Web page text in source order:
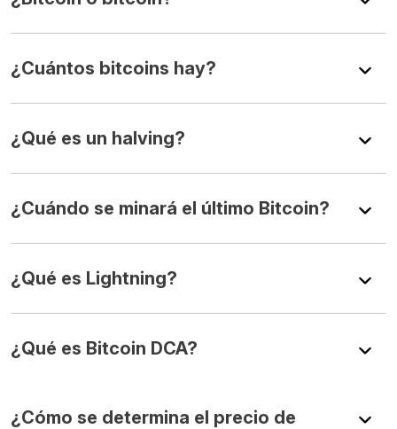
¿Cuántos bitcoins hay?
¿Qué es un halving?
¿Cuándo se minará el último Bitcoin?
¿Qué es Lightning?
¿Qué es Bitcoin DCA?
¿Cómo se determina el precio de